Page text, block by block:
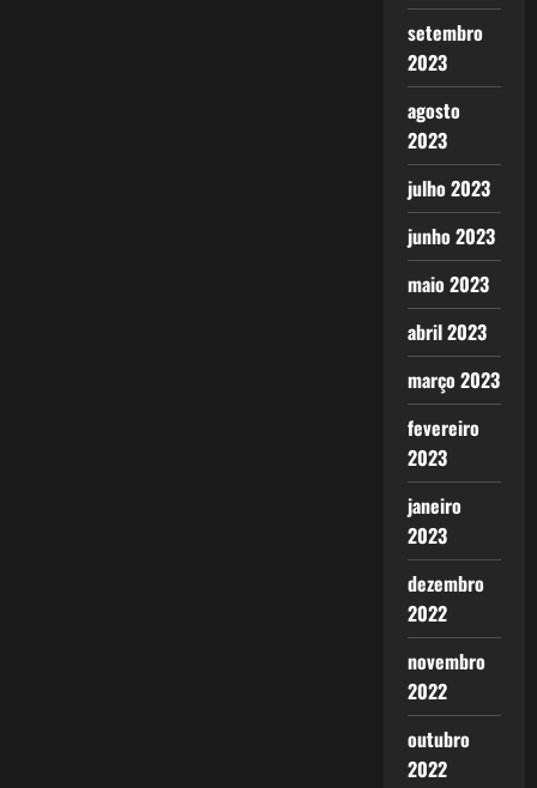
setembro
2023
agosto
2023
julho 2023
junho 2023
maio 2023
abril 2023
março 2023
fevereiro
2023
janeiro
2023
dezembro
2022
novembro
2022
outubro
2022